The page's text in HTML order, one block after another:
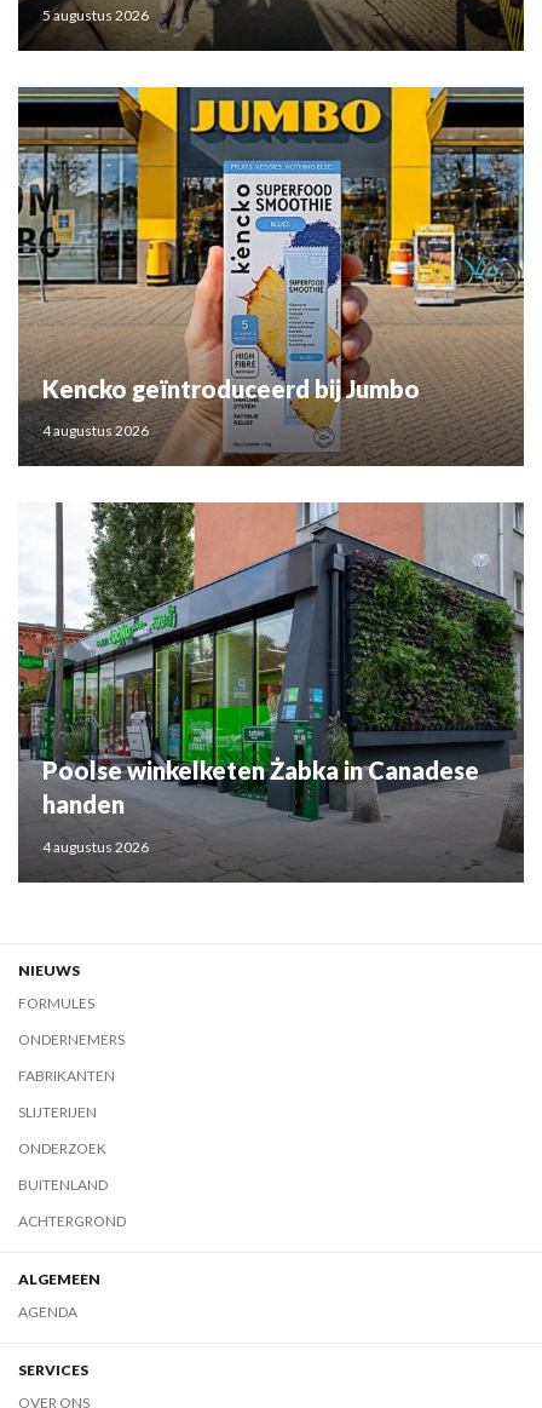
5 augustus 2026
Kencko geïntroduceerd bij Jumbo
4 augustus 2026
Poolse winkelketen Żabka in Canadese
handen
4 augustus 2026
NIEUWS
FORMULES
ONDERNEMERS
FABRIKANTEN
SLIJTERIJEN
ONDERZOEK
BUITENLAND
ACHTERGROND
ALGEMEEN
AGENDA
SERVICES
OVER ONS